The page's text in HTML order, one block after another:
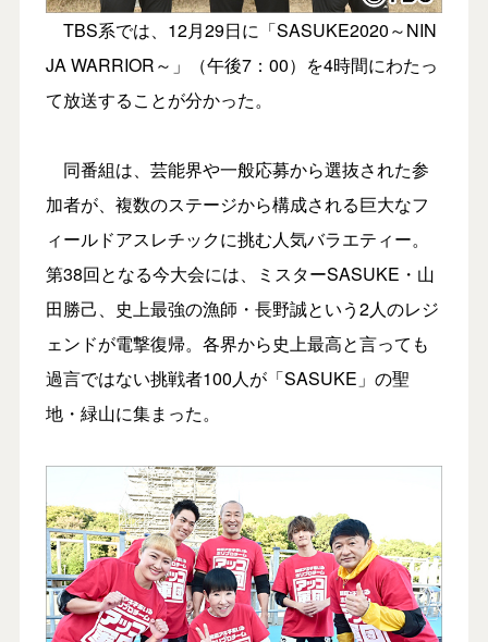
TBS系では、12月29日に「SASUKE2020～NIN
JA WARRIOR～」（午後7：00）を4時間にわたっ
て放送することが分かった。
同番組は、芸能界や一般応募から選抜された参
加者が、複数のステージから構成される巨大なフ
ィールドアスレチックに挑む人気バラエティー。
第38回となる今大会には、ミスターSASUKE・山
田勝己、史上最強の漁師・長野誠という2人のレジ
ェンドが電撃復帰。各界から史上最高と言っても
過言ではない挑戦者100人が「SASUKE」の聖
地・緑山に集まった。